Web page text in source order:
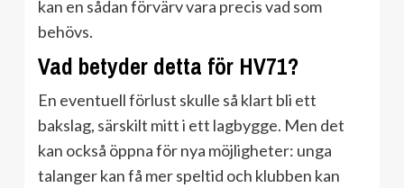
kan en sådan förvärv vara precis vad som
behövs.
Vad betyder detta för HV71?
En eventuell förlust skulle så klart bli ett
bakslag, särskilt mitt i ett lagbygge. Men det
kan också öppna för nya möjligheter: unga
talanger kan få mer speltid och klubben kan